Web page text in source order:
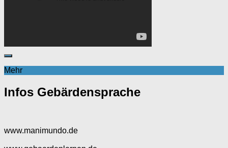
Mehr
Infos Gebärdensprache
www.manimundo.de